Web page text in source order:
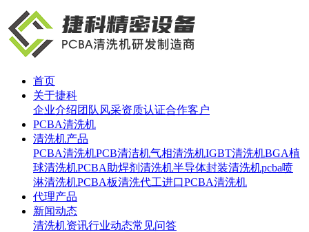
首页
关于捷科
企业介绍团队风采资质认证合作客户
PCBA清洗机
清洗机产品
PCBA清洗机PCB清洁机气相清洗机IGBT清洗机BGA植
球清洗机PCBA助焊剂清洗机半导体封装清洗机pcba喷
淋清洗机PCBA板清洗代工进口PCBA清洗机
代理产品
新闻动态
清洗机资讯行业动态常见问答